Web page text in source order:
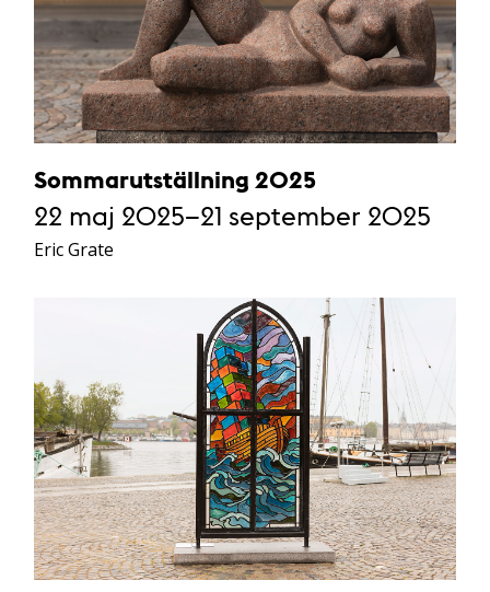
Sommarutställning 2025
22 maj 2025–21 september 2025
Eric Grate